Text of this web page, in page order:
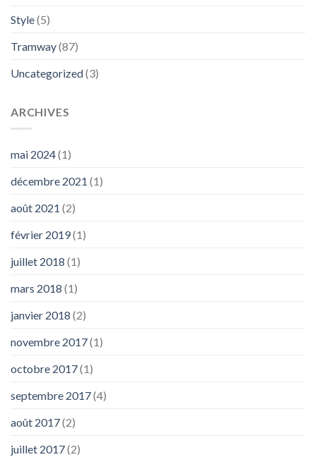
Style(5)
Tramway(87)
Uncategorized(3)
ARCHIVES
mai 2024(1)
décembre 2021 (1)
août 2021 (2)
février 2019(1)
juillet 2018 (1)
mars 2018 (1)
janvier 2018 (2)
novembre 2017(1)
octobre 2017(1)
septembre 2017(4)
août 2017(2)
juillet 2017(2)